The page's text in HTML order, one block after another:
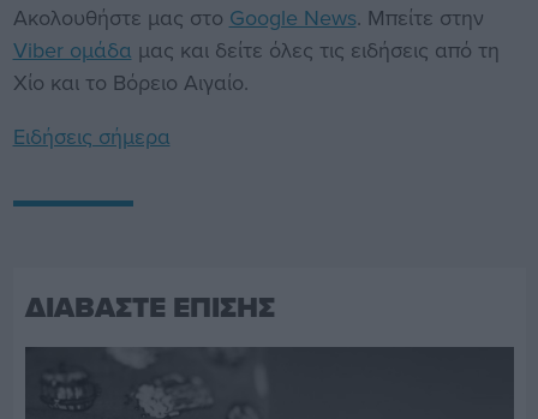
Ακολουθήστε μας στο Google News. Μπείτε στην
Viber ομάδα μας και δείτε όλες τις ειδήσεις από τη
Χίο και το Βόρειο Αιγαίο.
Ειδήσεις σήμερα
ΔΙΑΒΑΣΤΕ ΕΠΙΣΗΣ